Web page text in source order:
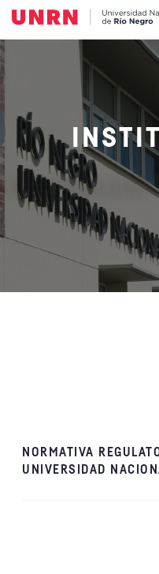
NORMATIVA
UNIVERSIDAD